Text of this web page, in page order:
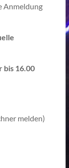
Anmeldung
bis 16.00
melden)